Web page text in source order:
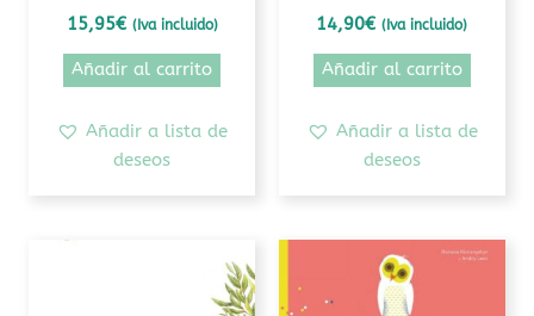
15,95€ (Iva incluido)
Añadir al carrito
Añadir a lista de
deseos
14,90€ (Iva incluido)
Añadir al carrito
Añadir a lista de
deseos